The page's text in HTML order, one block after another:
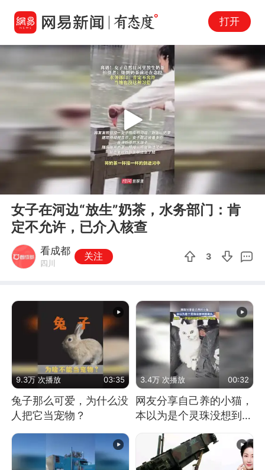
打开
Play
女子在河边“放生”奶茶，水务部门：肯
定不允许，已介入核查
看成都
四川
关注 3
9.3万 次播放 03:35
兔子那么可爱，为什么没
人把它当宠物？
3.4万 次播放 00:32
网友分享自己养的小猫，
本以为是个灵珠没想到是